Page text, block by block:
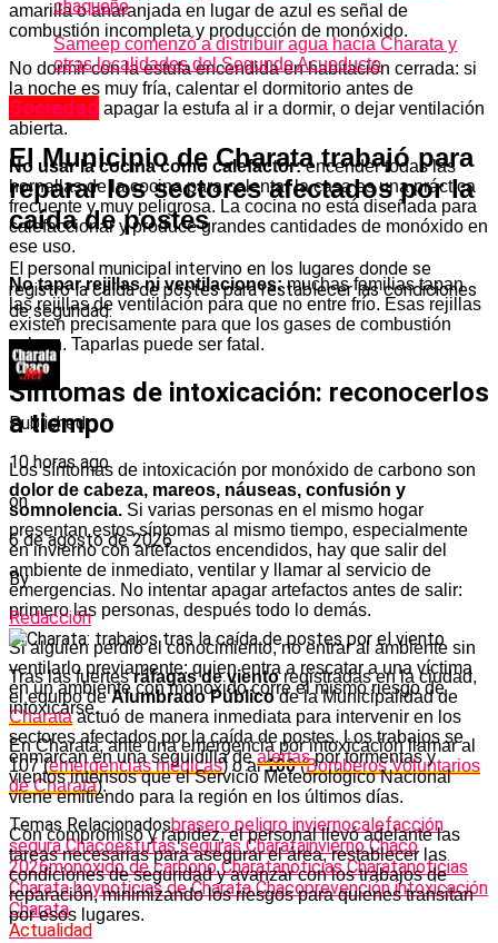
amarilla o anaranjada en lugar de azul es señal de
combustión incompleta y producción de monóxido.
No dormir con la estufa encendida en habitación cerrada: si
la noche es muy fría, calentar el dormitorio antes de
acostarse y apagar la estufa al ir a dormir, o dejar ventilación
abierta.
No usar la cocina como calefactor:encender todas las
hornallas de la cocina para calentar la casa es una práctica
frecuente y muy peligrosa. La cocina no está diseñada para
calefaccionar y produce grandes cantidades de monóxido en
ese uso.
No tapar rejillas ni ventilaciones:muchas familias tapan
las rejillas de ventilación para que no entre frío. Esas rejillas
existen precisamente para que los gases de combustión
salgan. Taparlas puede ser fatal.
Síntomas de intoxicación: reconocerlos
a tiempo
Los síntomas de intoxicación por monóxido de carbono son
dolor de cabeza, mareos, náuseas, confusión y
somnolencia. Si varias personas en el mismo hogar
presentan estos síntomas al mismo tiempo, especialmente
en invierno con artefactos encendidos, hay que salir del
ambiente de inmediato, ventilar y llamar al servicio de
emergencias. No intentar apagar artefactos antes de salir:
primero las personas, después todo lo demás.
Si alguien perdió el conocimiento, no entrar al ambiente sin
ventilarlo previamente: quien entra a rescatar a una víctima
en un ambiente con monóxido corre el mismo riesgo de
intoxicarse.
En Charata, ante una emergencia por intoxicación llamar al
107 (emergencias médicas) o al100(Bomberos Voluntarios
de Charata).
Temas Relacionadosbrasero peligro inviernocalefacción
segura Chacoestufas seguras Charatainvierno Chaco
2026monóxido de carbono Charatanoticias Charatanoticias
Charata hoynoticias de Charata Chacoprevención intoxicación
Charata
Actualidad
Sameep comenzó a distribuir agua hacia Charata y
otras localidades del Segundo Acueducto
Sociedad
El Municipio de Charata trabajó para
reparar los sectores afectados por la
caída de postes
El personal municipal intervino en los lugares donde se
registró la caída de postes para restablecer las condiciones
de seguridad.
Published
10 horas ago
on
6 de agosto de 2026
By
Redacción
Tras las fuertesráfagas de vientoregistradas en la ciudad,
el equipo deAlumbrado Públicode la Municipalidad de
Charataactuó de manera inmediata para intervenir en los
sectores afectados por la caída de postes. Los trabajos se
enmarcan en una seguidilla dealertaspor tormentas y
vientos intensos que el Servicio Meteorológico Nacional
viene emitiendo para la región en los últimos días.
Con compromiso y rapidez, el personal llevó adelante las
tareas necesarias para asegurar el área, restablecer las
condiciones de seguridad y avanzar con los trabajos de
reparación, minimizando los riesgos para quienes transitan
por esos lugares.